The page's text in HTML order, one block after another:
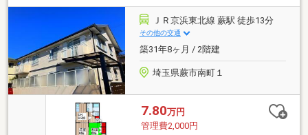
ＪＲ京浜東北線 蕨駅 徒歩13分
その他の交通
築31年8ヶ月 / 2階建
埼玉県蕨市南町１
7.80万円
管理費2,000円